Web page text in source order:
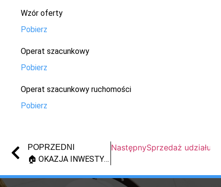
Wzór oferty
Pobierz
Operat szacunkowy
Pobierz
Operat szacunkowy ruchomości
Pobierz
POPRZEDNI
🏠 OKAZJA INWESTYCYJNA – SPRZEDAŻ UDZIAŁU 1/6 W NIERUCHOMOŚCI 💰 | GAĆ | SYNDYK
NastępnySprzedaż udziału